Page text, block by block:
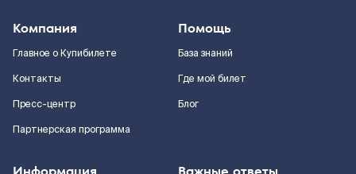
Компания
Главное о Купибилете
Контакты
Пресс-центр
Партнерская программа
Помощь
База знаний
Где мой билет
Блог